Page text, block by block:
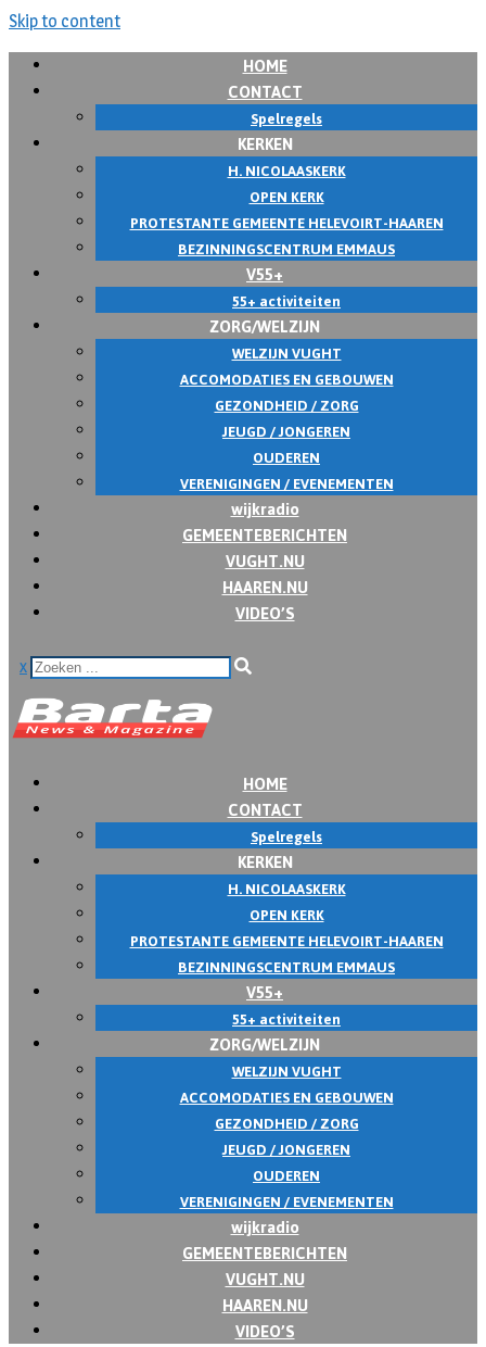
Skip to content
HOME
CONTACT
Spelregels
KERKEN
H. NICOLAASKERK
OPEN KERK
PROTESTANTE GEMEENTE HELEVOIRT-HAAREN
BEZINNINGSCENTRUM EMMAUS
V55+
55+ activiteiten
ZORG/WELZIJN
WELZIJN VUGHT
ACCOMODATIES EN GEBOUWEN
GEZONDHEID / ZORG
JEUGD / JONGEREN
OUDEREN
VERENIGINGEN / EVENEMENTEN
wijkradio
GEMEENTEBERICHTEN
VUGHT.NU
HAAREN.NU
VIDEO’S
x
HOME
CONTACT
Spelregels
KERKEN
H. NICOLAASKERK
OPEN KERK
PROTESTANTE GEMEENTE HELEVOIRT-HAAREN
BEZINNINGSCENTRUM EMMAUS
V55+
55+ activiteiten
ZORG/WELZIJN
WELZIJN VUGHT
ACCOMODATIES EN GEBOUWEN
GEZONDHEID / ZORG
JEUGD / JONGEREN
OUDEREN
VERENIGINGEN / EVENEMENTEN
wijkradio
GEMEENTEBERICHTEN
VUGHT.NU
HAAREN.NU
VIDEO’S